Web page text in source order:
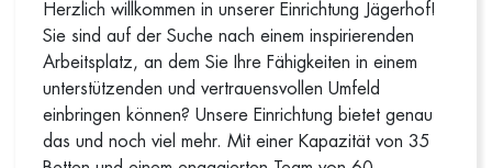
Herzlich willkommen in unserer Einrichtung Jägerhof!
Sie sind auf der Suche nach einem inspirierenden
Arbeitsplatz, an dem Sie Ihre Fähigkeiten in einem
unterstützenden und vertrauensvollen Umfeld
einbringen können? Unsere Einrichtung bietet genau
das und noch viel mehr. Mit einer Kapazität von 35